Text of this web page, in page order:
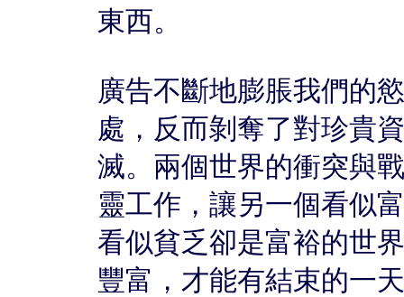
東西。
廣告不斷地膨脹我們的
處，反而剝奪了對珍貴
滅。兩個世界的衝突與
靈工作，讓另一個看似
看似貧乏卻是富裕的世
豐富，才能有結束的一